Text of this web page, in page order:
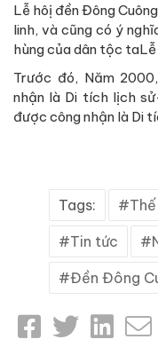
Lễ hôị đền Đông
linh, và cũng có ý
hùng của dân tộc
Trước đó, Năm
nhận là Di tích lịch
được công nhận là Di
Tags:
Tin tức
Đền Đông